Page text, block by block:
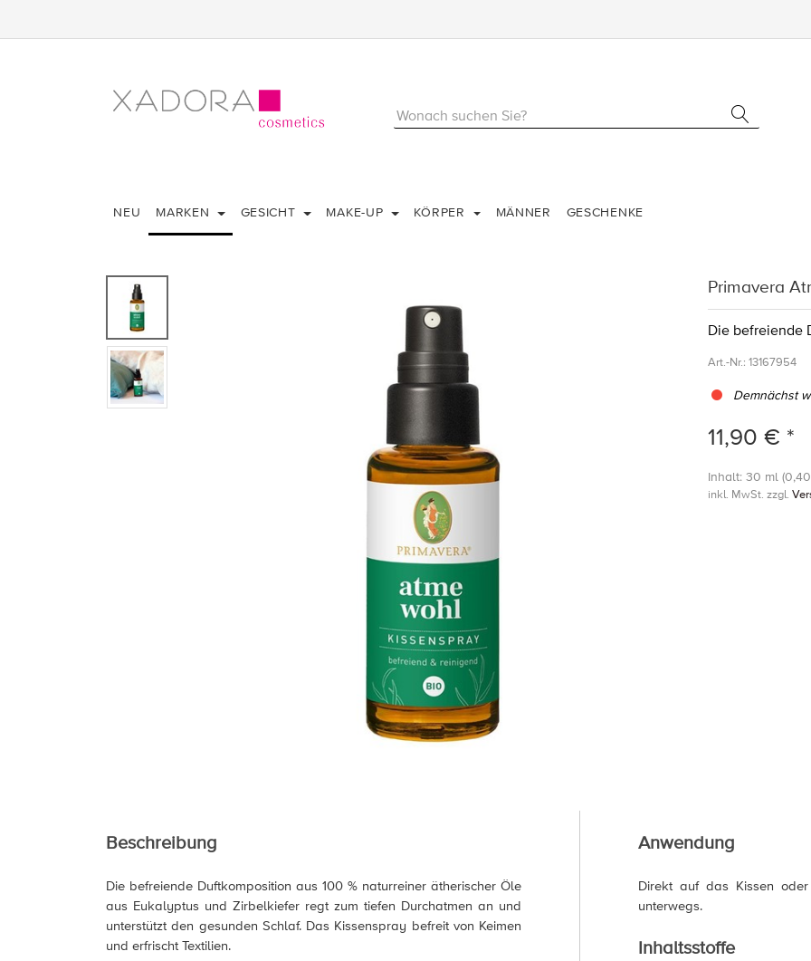
NEU MARKEN GESICHT MAKE-UP KÖRPER MÄNNER GESCHENKE
Primavera
Die befreiende
Art.-Nr.: 13167954
Demnächst
11,90 € *
Inhalt: 30 ml
inkl. MwSt. zzgl.
Beschreibung
Die befreiende Duftkomposition aus 100 % naturreiner ätherischer Öle
aus Eukalyptus und Zirbelkiefer regt zum tiefen Durchatmen an und
unterstützt den gesunden Schlaf. Das Kissenspray befreit von Keimen
und erfrischt Textilien.
Anwendung
Direkt auf das Kissen
unterwegs.
Inhaltsstoffe